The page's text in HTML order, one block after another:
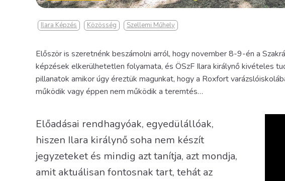
Ilara Képzés Közösség Szellemi Műhely
Először is szeretnénk beszámolni arról, hogy november 8-9-én a
képzések elkerülhetetlen folyamata, és ÖSzF Ilara királynő kivételes
pillanatok amikor úgy éreztük magunkat, hogy a Roxfort
működik vagy éppen nem működik a teremtés…
Előadásai rendhagyóak, egyedülállóak,
hiszen Ilara királynő soha nem készít
jegyzeteket és mindig azt tanítja, azt mondja,
amit aktuálisan fontosnak tart, tehát az